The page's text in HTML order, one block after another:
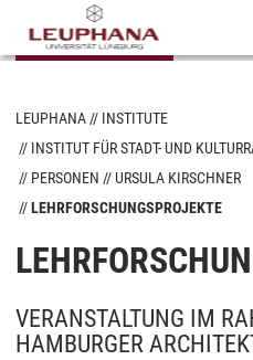
LEUPHANA
INSTITUTE
INSTITUT FÜR STADT- UND
PERSONEN
URSULA KIRSCHNER
LEHRFORSCHUNGSPROJEKTE
VERANSTALTUNG IM
HAMBURGER